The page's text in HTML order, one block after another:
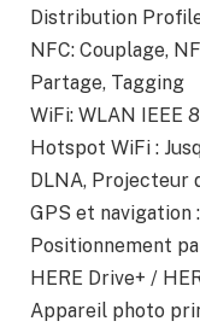
Distribution Profile
NFC: Couplage,
Partage, Tagging
WiFi: WLAN IEEE
Hotspot WiFi :
DLNA, Projecteur
GPS et navigation
Positionnement
HERE Drive+ /
Appareil photo